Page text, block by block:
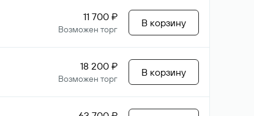
11 700 ₽
Возможен торг
В корзину
18 200 ₽
Возможен торг
В корзину